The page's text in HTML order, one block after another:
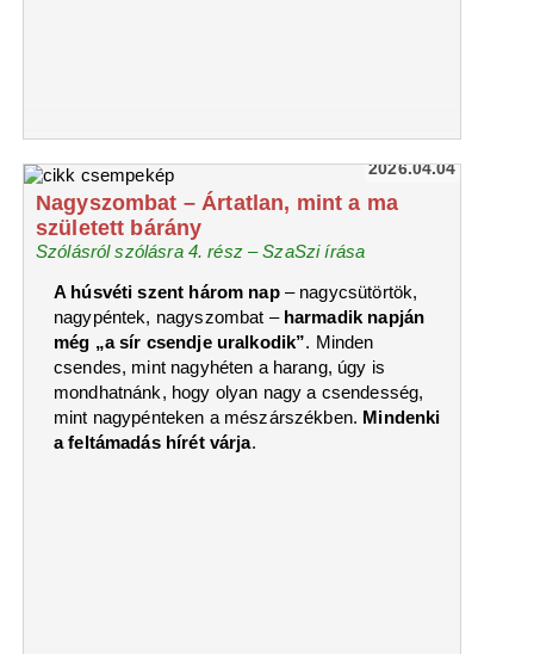
2026.04.04
Nagyszombat – Ártatlan, mint a ma
született bárány
Szólásról szólásra 4. rész – SzaSzi írása
A húsvéti szent három nap– nagycsütörtök,
nagypéntek, nagyszombat – harmadik napján
még „a sír csendje uralkodik”. Minden
csendes, mint nagyhéten a harang, úgy is
mondhatnánk, hogy olyan nagy a csendesség,
mint nagypénteken a mészárszékben. Mindenki
a feltámadás hírét várja.